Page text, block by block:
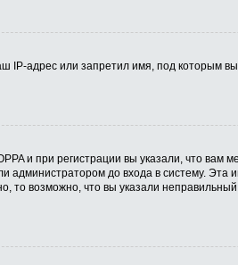
адрес или запретил имя, под которым
и при регистрации вы указали, что вам
администратором до входа в систему. Эта
возможно, что вы указали